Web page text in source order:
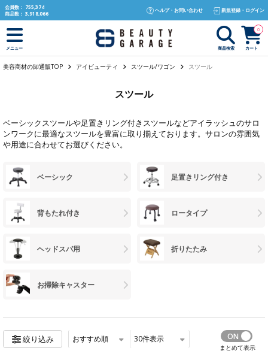
text.skipToContent
text.skipToNavigation
会員数： 755,374
商品数： 3,918,066
ヘルプ・お問い合わせ 新規登録・ログイン
メニュー 商品検索 カート
0
美容商材の卸通販TOP アイビューティ スツール/ワゴン スツール
スツール
ベーシックスツールや足置きリング付きスツールなどアイラッシュのサロ
ンワークに最適なスツールを豊富に取り揃えております。サロンの雰囲気
や用途に合わせてお選びください。
ベーシック 足置きリング付き
背もたれ付き ロータイプ
ヘッドスパ用 折りたたみ
お掃除キャスター
絞り込み おすすめ順 30件表示
まとめて表示